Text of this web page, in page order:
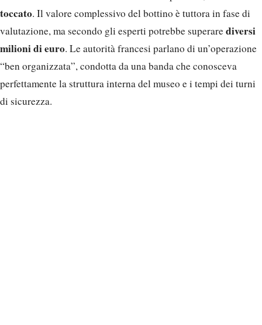
toccato. Il valore complessivo del bottino è tuttora in fase di
valutazione, ma secondo gli esperti potrebbe superarediversi
milioni di euro. Le autorità francesi parlano di un’operazione
“ben organizzata”, condotta da una banda che conosceva
perfettamente la struttura interna del museo e i tempi dei turni
di sicurezza.